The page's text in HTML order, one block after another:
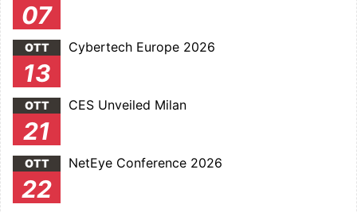
07
OTT
13
Cybertech Europe 2026
OTT
21
CES Unveiled Milan
OTT
22
NetEye Conference 2026